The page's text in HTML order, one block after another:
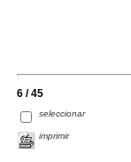
6 / 45
seleccionar
imprimir